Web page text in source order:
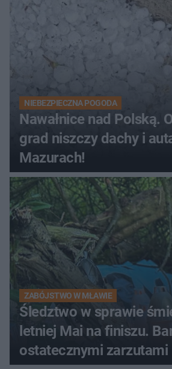
NIEBEZPIECZNA POGODA
Nawałnice nad Polską.
grad niszczy dachy i
Mazurach!
ZABÓJSTWO W MŁAWIE
Śledztwo w sprawie
letniej Mai na finiszu.
ostatecznymi zarzutami